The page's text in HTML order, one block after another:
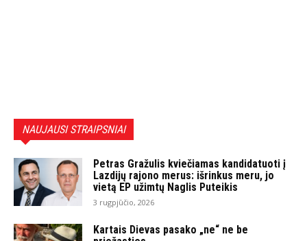
NAUJAUSI STRAIPSNIAI
Petras Gražulis kviečiamas kandidatuoti į
Lazdijų rajono merus: išrinkus meru, jo
vietą EP užimtų Naglis Puteikis
3 rugpjūčio, 2026
Kartais Dievas pasako „ne“ ne be